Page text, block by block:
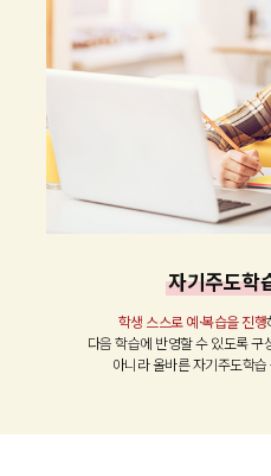
자기주도학
학생 스스로 예·복습을 진행
다음 학습에 반영할 수 있도록
아니라 올바른 자기주도학